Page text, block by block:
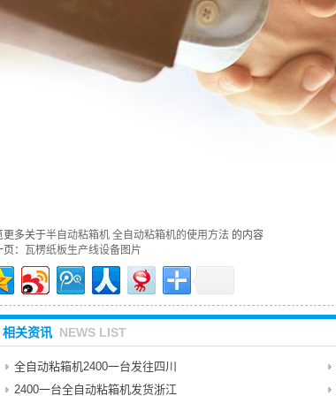
更多关于半自动粘箱机 全自动粘箱机的使用方法 的内容
：
瓦楞纸板生产线设备图片
相关资讯 NEWS LIST
全自动粘箱机2400一台发往四川
2400一台全自动粘箱机发货浙江